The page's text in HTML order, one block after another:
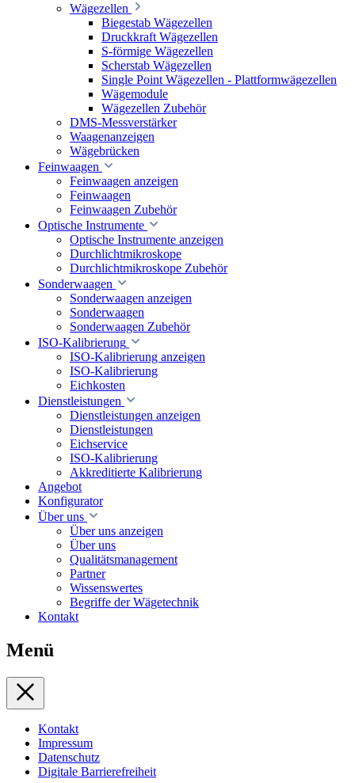
Wägezellen
Biegestab Wägezellen
Druckkraft Wägezellen
S-förmige Wägezellen
Scherstab Wägezellen
Single Point Wägezellen - Plattformwägezellen
Wägemodule
Wägezellen Zubehör
DMS-Messverstärker
Waagenanzeigen
Wägebrücken
Feinwaagen
Feinwaagen anzeigen
Feinwaagen
Feinwaagen Zubehör
Optische Instrumente
Optische Instrumente anzeigen
Durchlichtmikroskope
Durchlichtmikroskope Zubehör
Sonderwaagen
Sonderwaagen anzeigen
Sonderwaagen
Sonderwaagen Zubehör
ISO-Kalibrierung
ISO-Kalibrierung anzeigen
ISO-Kalibrierung
Eichkosten
Dienstleistungen
Dienstleistungen anzeigen
Dienstleistungen
Eichservice
ISO-Kalibrierung
Akkreditierte Kalibrierung
Angebot
Konfigurator
Über uns
Über uns anzeigen
Über uns
Qualitätsmanagement
Partner
Wissenswertes
Begriffe der Wägetechnik
Kontakt
Menü
Kontakt
Impressum
Datenschutz
Digitale Barrierefreiheit